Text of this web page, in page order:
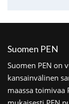
Suomen PEN
Suomen PEN on
kansainvälinen
maassa toimivaa